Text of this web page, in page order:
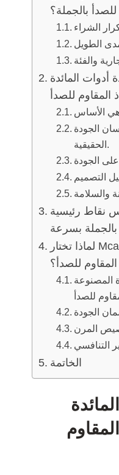
بالجملة؟
المائدة
للصدأ
رئيسية
بسرعة
لماذا تختار Mcallen كمورد لأدوات المائدة
للصدأ؟
للصدأ
الخاتمة